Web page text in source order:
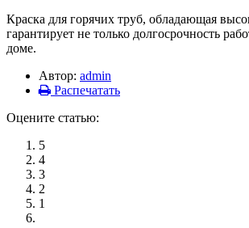
Краска для горячих труб, обладающая
гарантирует не только долгосрочность
доме.
Автор: admin
Распечатать
Оцените статью:
5
4
3
2
1